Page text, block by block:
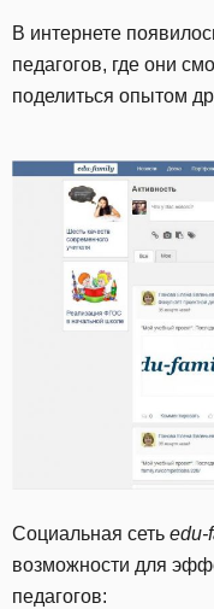
В интернете
педагогов, где они
поделиться опытом
Социальная сеть edu-
возможности для
педагогов: